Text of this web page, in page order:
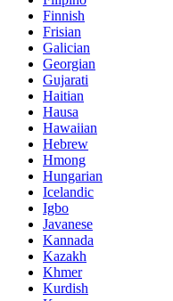
Finnish
Frisian
Galician
Georgian
Gujarati
Haitian
Hausa
Hawaiian
Hebrew
Hmong
Hungarian
Icelandic
Igbo
Javanese
Kannada
Kazakh
Khmer
Kurdish